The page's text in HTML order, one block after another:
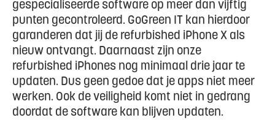
gespecialiseerde software op meer dan vijftig
punten gecontroleerd. GoGreen IT kan hierdoor
garanderen dat jij de refurbished iPhone X als
nieuw ontvangt. Daarnaast zijn onze
refurbished iPhones nog minimaal drie jaar te
updaten. Dus geen gedoe dat je apps niet meer
werken. Ook de veiligheid komt niet in gedrang
doordat de software kan blijven updaten.